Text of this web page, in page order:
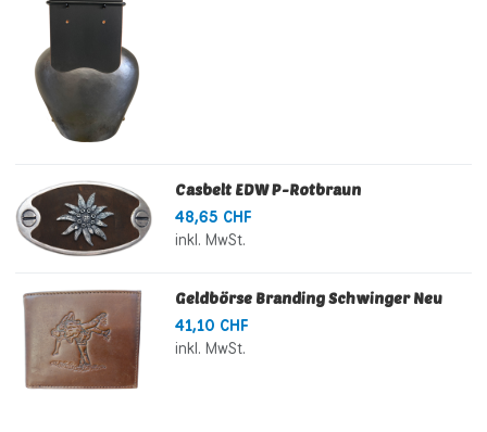
Casbelt EDW P-Rotbraun
48,65 CHF
inkl. MwSt.
Geldbörse Branding Schwinger Neu
41,10 CHF
inkl. MwSt.